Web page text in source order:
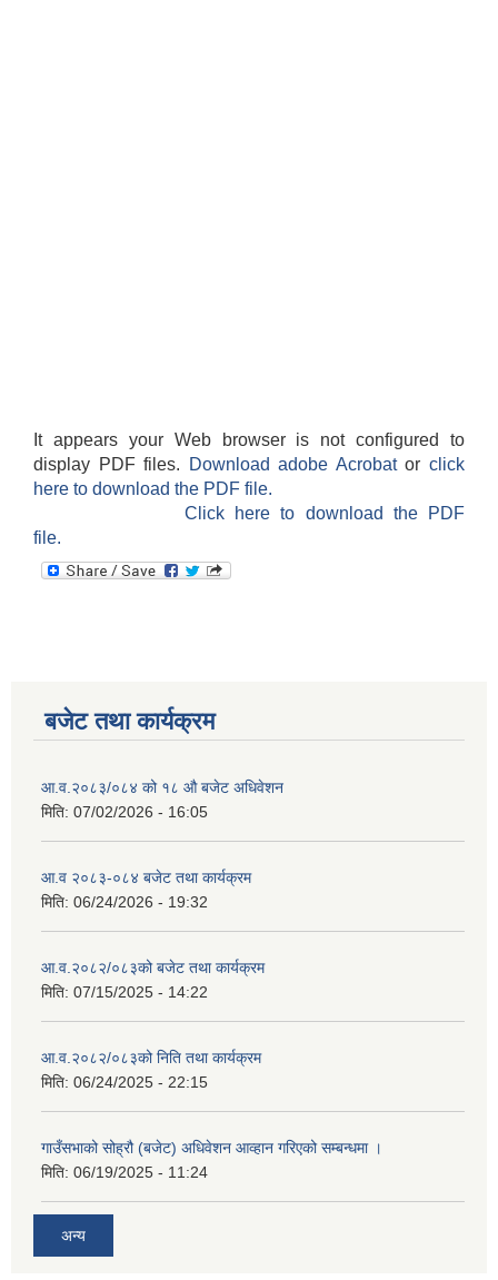
It appears your Web browser is not configured to
display PDF files.
Download adobe Acrobatorclick
here to download the PDF file.
Click here to download the PDF
file.
बजेट तथा कार्यक्रम
आ.व.२०८३/०८४ को १८ ‍औ बजेट अधिवेशन
मिति: 07/02/2026 - 16:05
आ.व २०८३-०८४ बजेट तथा कार्यक्रम
मिति: 06/24/2026 - 19:32
आ.व.२०८२/०८३को बजेट तथा कार्यक्रम
मिति: 07/15/2025 - 14:22
आ.व.२०८२/०८३को निति तथा कार्यक्रम
मिति: 06/24/2025 - 22:15
गाउँसभाको सोह्रौ (बजेट) अधिवेशन आव्हान गरिएको सम्बन्धमा ।
मिति: 06/19/2025 - 11:24
अन्य